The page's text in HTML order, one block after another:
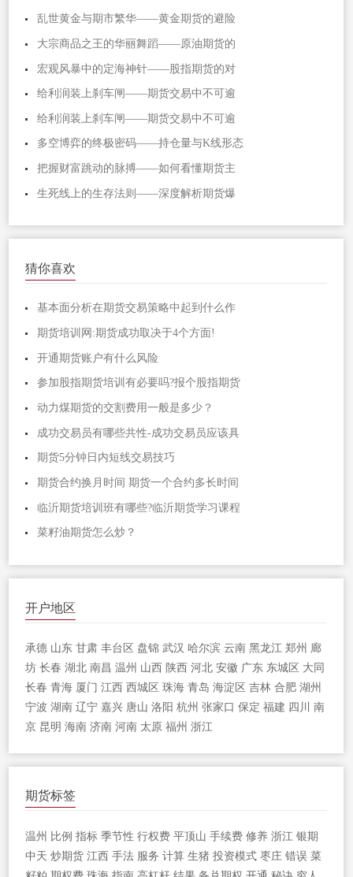
乱世黄金与期市繁华——黄金期货的避险
大宗商品之王的华丽舞蹈——原油期货的
宏观风暴中的定海神针——股指期货的对
给利润装上刹车闸——期货交易中不可逾
给利润装上刹车闸——期货交易中不可逾
多空博弈的终极密码——持仓量与K线形态
把握财富跳动的脉搏——如何看懂期货主
生死线上的生存法则——深度解析期货爆
猜你喜欢
基本面分析在期货交易策略中起到什么作
期货培训网:期货成功取决于4个方面!
开通期货账户有什么风险
参加股指期货培训有必要吗?报个股指期货
动力煤期货的交割费用一般是多少？
成功交易员有哪些共性-成功交易员应该具
期货5分钟日内短线交易技巧
期货合约换月时间 期货一个合约多长时间
临沂期货培训班有哪些?临沂期货学习课程
菜籽油期货怎么炒？
开户地区
承德 山东 甘肃 丰台区 盘锦 武汉 哈尔滨 云南 黑龙江 郑州 廊
坊 长春 湖北 南昌 温州 山西 陕西 河北 安徽 广东 东城区 大同
长春 青海 厦门 江西 西城区 珠海 青岛 海淀区 吉林 合肥 湖州
宁波 湖南 辽宁 嘉兴 唐山 洛阳 杭州 张家口 保定 福建 四川
南
京 昆明 海南 济南 河南 太原 福州 浙江
期货标签
温州 比例 指标 季节性 行权费 平顶山 手续费 修养 浙江 银期
中天 炒期货 江西 手法 服务 计算 生猪 投资模式 枣庄 错误 菜